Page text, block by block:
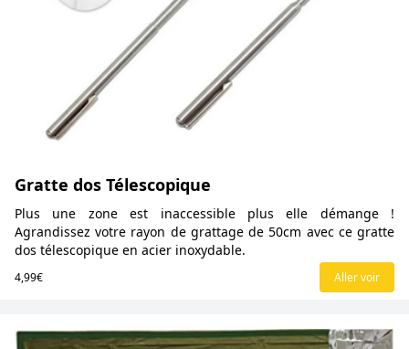
Gratte dos Télescopique
Plus une zone est inaccessible plus elle démange !
Agrandissez votre rayon de grattage de 50cm avec ce gratte
dos télescopique en acier inoxydable.
4,99€ Aller voir